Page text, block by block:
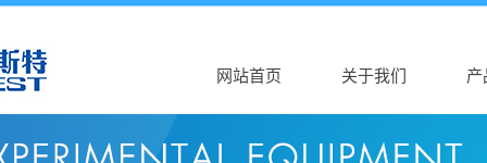
网站首页 关于我们
公司介绍
AK（中国）
产
广东